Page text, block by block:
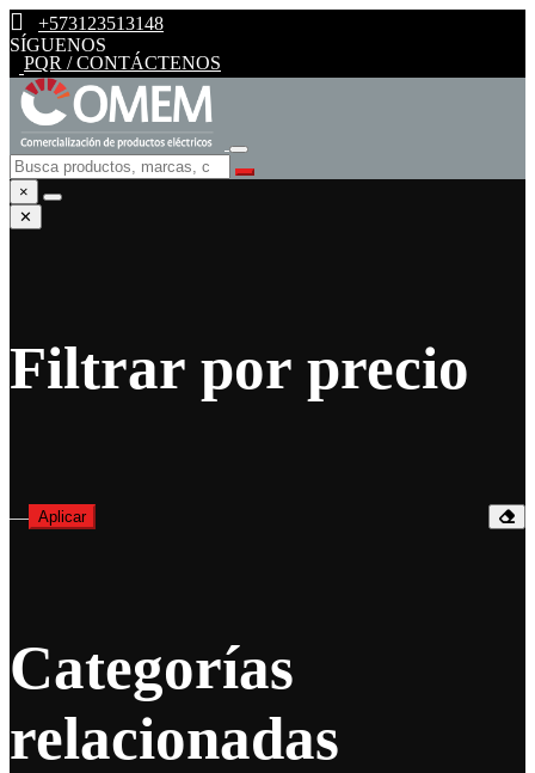
+573123513148
SÍGUENOS
PQR / CONTÁCTENOS
×
✕
Filtrar por precio
— Aplicar
Categorías
relacionadas